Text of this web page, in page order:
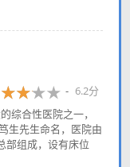
6.2分
综合性医院之一，
生先生命名，医院由
部组成，设有床位